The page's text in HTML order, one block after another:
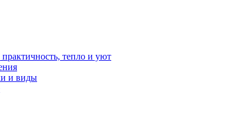
тепло и уют
и виды